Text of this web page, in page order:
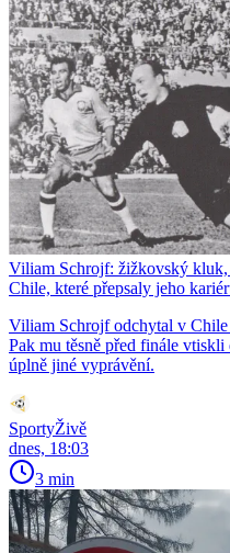
Viliam Schrojf: žižkovský
Chile, které přepsaly jeho
Viliam Schrojf odchytal v Chile
Pak mu těsně před finále
úplně jiné vyprávění.
SportyŽivě
dnes, 18:03
3 min